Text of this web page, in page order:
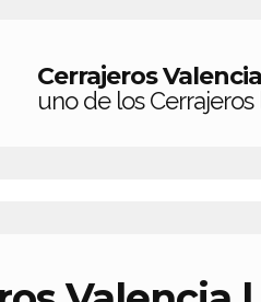
Cerrajeros
uno de los